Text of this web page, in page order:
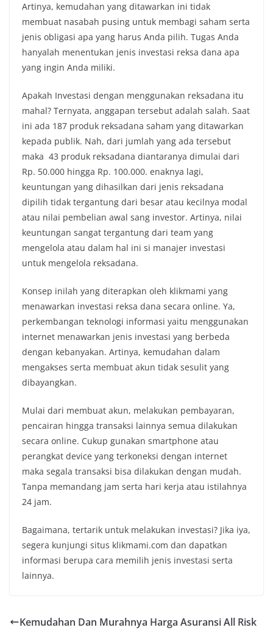
Artinya, kemudahan yang ditawarkan ini tidak
membuat nasabah pusing untuk membagi saham serta
jenis obligasi apa yang harus Anda pilih. Tugas Anda
hanyalah menentukan jenis investasi reksa dana apa
yang ingin Anda miliki.
Apakah Investasi dengan menggunakan reksadana itu
mahal? Ternyata, anggapan tersebut adalah salah. Saat
ini ada 187 produk reksadana saham yang ditawarkan
kepada publik. Nah, dari jumlah yang ada tersebut
maka 43 produk reksadana diantaranya dimulai dari
Rp. 50.000 hingga Rp. 100.000. enaknya lagi,
keuntungan yang dihasilkan dari jenis reksadana
dipilih tidak tergantung dari besar atau kecilnya modal
atau nilai pembelian awal sang investor. Artinya, nilai
keuntungan sangat tergantung dari team yang
mengelola atau dalam hal ini si manajer investasi
untuk mengelola reksadana.
Konsep inilah yang diterapkan oleh klikmami yang
menawarkan investasi reksa dana secara online. Ya,
perkembangan teknologi informasi yaitu menggunakan
internet menawarkan jenis investasi yang berbeda
dengan kebanyakan. Artinya, kemudahan dalam
mengakses serta membuat akun tidak sesulit yang
dibayangkan.
Mulai dari membuat akun, melakukan pembayaran,
pencairan hingga transaksi lainnya semua dilakukan
secara online. Cukup gunakan smartphone atau
perangkat device yang terkoneksi dengan internet
maka segala transaksi bisa dilakukan dengan mudah.
Tanpa memandang jam serta hari kerja atau istilahnya
24 jam.
Bagaimana, tertarik untuk melakukan investasi? Jika iya,
segera kunjungi situs klikmami.com dan dapatkan
informasi berupa cara memilih jenis investasi serta
lainnya.
Kemudahan Dan Murahnya Harga Asuransi All Risk